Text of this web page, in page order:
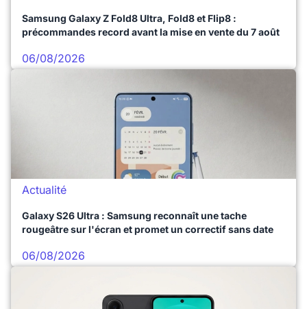
Samsung Galaxy Z Fold8 Ultra, Fold8 et Flip8 :
précommandes record avant la mise en vente du 7 août
06/08/2026
Actualité
Galaxy S26 Ultra : Samsung reconnaît une tache
rougeâtre sur l'écran et promet un correctif sans date
06/08/2026